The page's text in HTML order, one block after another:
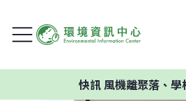
風機離聚落、學校過近